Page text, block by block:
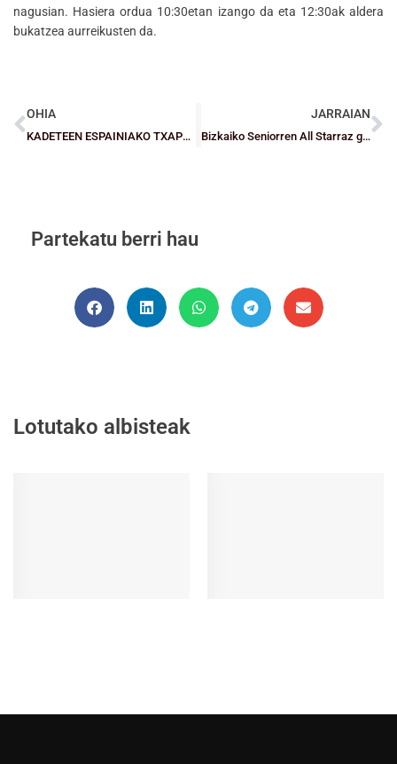
nagusian. Hasiera ordua 10:30etan izango da eta 12:30ak aldera
bukatzea aurreikusten da.
OHIA
KADETEEN ESPAINIAKO TXAPELKETA: Loiola eta Gernikak agur esan diete txapelketari final zortzirenetan
JARRAIAN
Bizkaiko Seniorren All Starraz gozatu dute Paulesen
Partekatu berri hau
Lotutako albisteak